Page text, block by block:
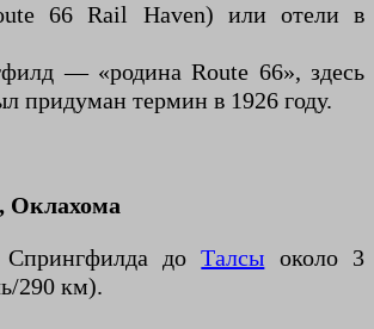
66 Rail Haven) или отели в
— «родина Route 66», здесь
придуман термин в 1926 году.
Оклахома
доТалсы около 3
290 км).